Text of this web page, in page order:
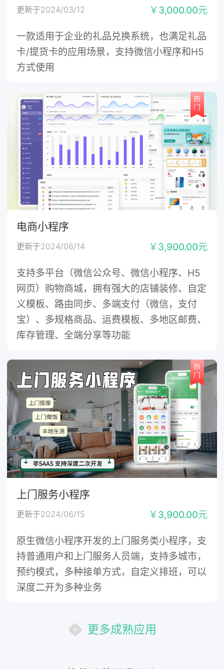
更新于2024/03/12 ￥3,000.00元
一款适用于企业的礼品兑换系统，也满足礼品
卡/提货卡的应用场景，支持微信小程序和H5
方式使用
电商小程序
更新于2024/06/14 ￥3,900.00元
支持多平台（微信公众号、微信小程序、H5
网页）购物商城，拥有强大的店铺装修、自定
义模板、路由同步、多端支付（微信，支付
宝）、多规格商品、运费模板、多地区邮费、
库存管理、全端分享等功能
上门服务小程序
更新于2024/06/15 ￥3,900.00元
原生微信小程序开发的上门服务类小程序，支
持普通用户和上门服务人员端，支持多城市，
预约模式，多种接单方式，自定义排班，可以
深度二开为多种业务
更多成熟应用